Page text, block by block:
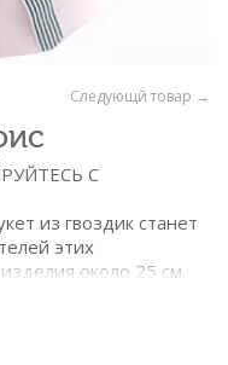
Следующй товар →
С
из гвоздик станет
этих
около 25 см.